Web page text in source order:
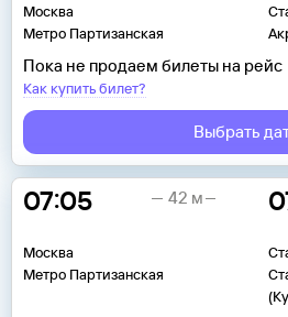
Москва
Метро Партизанская
Пока не продаем билеты на рейс
Как купить билет?
Выбрать
07:05
Москва
Метро Партизанская
42 м